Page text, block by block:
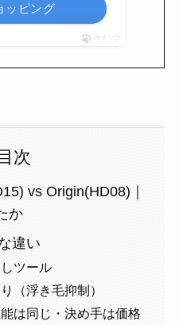
ッピング
ポチップ
目次
vs Origin(HD08)｜
か
違い
ツール
（浮き毛抑制）
は同じ・決め手は価格